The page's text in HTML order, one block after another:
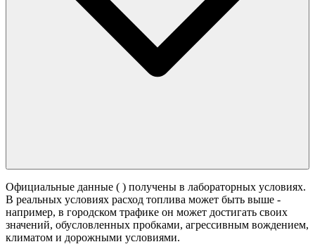
Официальные данные ( ) получены в лабораторных условиях.
В реальных условиях расход топлива может быть выше -
например, в городском трафике он может достигать своих
значений, обусловленных пробками, агрессивным вождением,
климатом и дорожными условиями.